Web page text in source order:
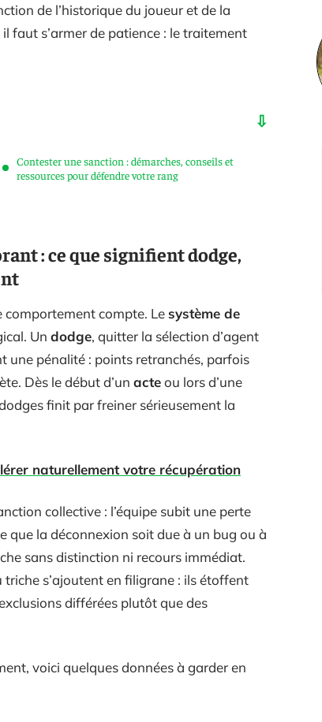
de l’historique du joueur et de la
faut s’armer de patience : le traitement
Contester une sanction : démarches, conseils et
ressources pour défendre votre rang
: ce que signifient dodge,
comportement compte. Lesystème de
Un dodge, quitter la sélection d’agent
une pénalité : points retranchés, parfois
Dès le début d’un acteou lors d’une
finit par freiner sérieusement la
naturellement votre récupération
collective : l’équipe subit une perte
que la déconnexion soit due à un bug ou à
sans distinction ni recours immédiat.
s’ajoutent en filigrane : ils étoffent
différées plutôt que des
voici quelques données à garder en